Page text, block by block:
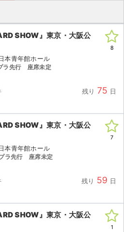
SHOW』東京・大阪公
青年館ホール
ラ先行 座席未定
残り 75 日
8
SHOW』東京・大阪公
青年館ホール
ラ先行 座席未定
残り 59 日
7
SHOW』東京・大阪公
1